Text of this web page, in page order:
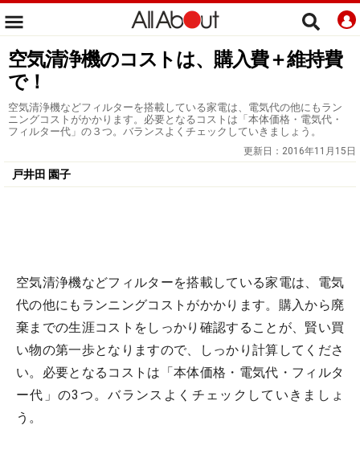
空気清浄機のコストは、購入費＋維持費
で！
空気清浄機などフィルターを搭載している家電は、電気代の他にもラン
ニングコストがかかります。必要となるコストは「本体価格・電気代・
フィルター代」の３つ。バランスよくチェックしていきましょう。
更新日： 2016年11月15日
戸井田 園子
空気清浄機などフィルターを搭載している家電は、電気
代の他にもランニングコストがかかります。購入から廃
棄までの生涯コストをしっかり確認することが、賢い買
い物の第一歩となりますので、しっかり計算してくださ
い。必要となるコストは「本体価格・電気代・フィルタ
ー代」の3つ。バランスよくチェックしていきましょ
う。